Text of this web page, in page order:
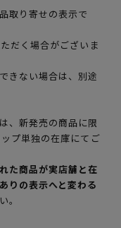
取り寄せの表示で
だく場合がございま
きない場合は、別途
、新発売の商品に限
プ単独の在庫にてご
た商品が実店舗と在
りの表示へと変わる
。